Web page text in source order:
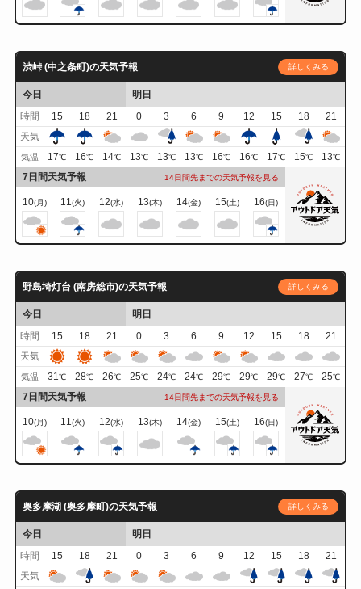
渋峠 (中之条町)の天気予報 詳しくみる
今日
明日
時間
15 18 21 0 3 6 9 12 15 18
21
天気
気温 17℃ 16℃ 14℃ 13℃ 13℃ 13℃ 16℃ 16℃ 17℃ 15℃ 13℃
7日間天気予報 14日間先までの天気予報を見る
10(月) 11(火) 12(水) 13(木) 14(金) 15(土) 16(日)
野島埼灯台 (南房総市)の天気予報 詳しくみる
今日
明日
時間
15 18 21 0 3 6 9 12 15 18
21
天気
気温 31℃ 28℃ 26℃ 25℃ 24℃ 24℃ 29℃ 29℃ 29℃ 27℃ 25℃
7日間天気予報 14日間先までの天気予報を見る
10(月) 11(火) 12(水) 13(木) 14(金) 15(土) 16(日)
奥多摩湖 (奥多摩町)の天気予報 詳しくみる
今日
明日
時間
15 18 21 0 3 6 9 12 15 18
21
天気